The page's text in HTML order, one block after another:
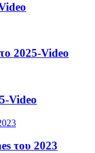
2025-Video
Video
του 2023